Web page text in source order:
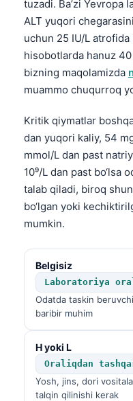
tuzadi. Ba’zi Yevropa
ALT yuqori
uchun 25 IU/L
hisobotlarda hanuz
bizning maqolamizda
muammo chuqurroq
Kritik qiymatlar
dan yuqori kaliy, 54
mmol/L dan past
10⁹/L dan past bo‘lsa
talab qiladi, biroq
bo‘lgan yoki
mumkin.
Belgisiz
Laboratoriya
Odatda taskin
baribir muhim
H yoki L
Oraliqdan
Yosh, jins, dori
talqin qilinishi kerak